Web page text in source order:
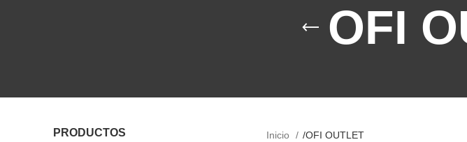
OFI
PRODUCTOS Inicio OFI OUTLET